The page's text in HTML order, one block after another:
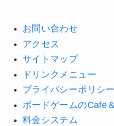
お問い合わせ
アクセス
サイトマップ
ドリンクメニュー
プライバシーポリシー
ボードゲームのCafe
料金システム